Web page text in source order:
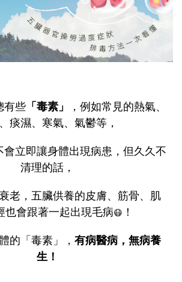
有些 「毒素」
，例如常見的熱氣、
痰濕、寒氣、氣鬱等，
會立即讓身體出現病患，但久久不
清理的話，
老，五臟供養的皮膚、筋骨、肌
也會跟著一起出現毛病😷 ！
的「毒素」， 有病醫病，無病養
生！